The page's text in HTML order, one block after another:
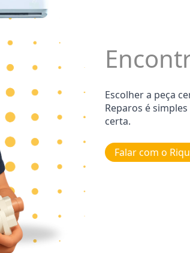
Escolher a peça
Reparos é
certa.
Falar com o